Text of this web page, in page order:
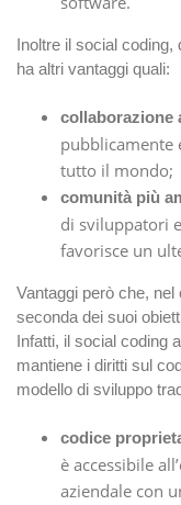
Inoltre il social coding,
ha altri vantaggi quali:
collaborazione
pubblicamente
tutto il mondo;
comunità più
di sviluppatori
favorisce un
Vantaggi però che,
seconda dei suoi
Infatti, il social coding
mantiene i diritti sul
modello di sviluppo
codice
è accessibile
aziendale con